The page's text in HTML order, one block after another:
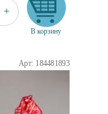
+
В корзину
Арт: 184481893